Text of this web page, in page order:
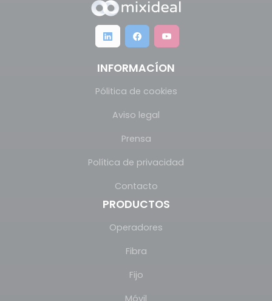
INFORMACÍON
Pólitica de cookies
Aviso legal
Prensa
Política de privacidad
Contacto
PRODUCTOS
Operadores
Fibra
Fijo
Móvil